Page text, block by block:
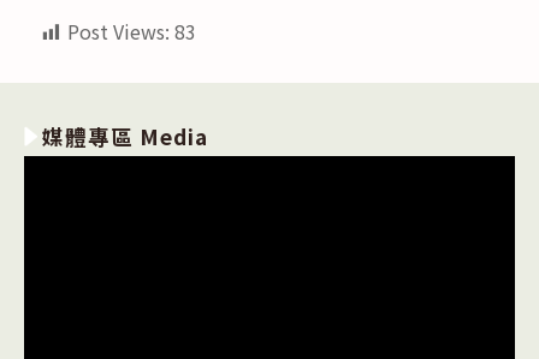
Post Views: 83
媒體專區 Media